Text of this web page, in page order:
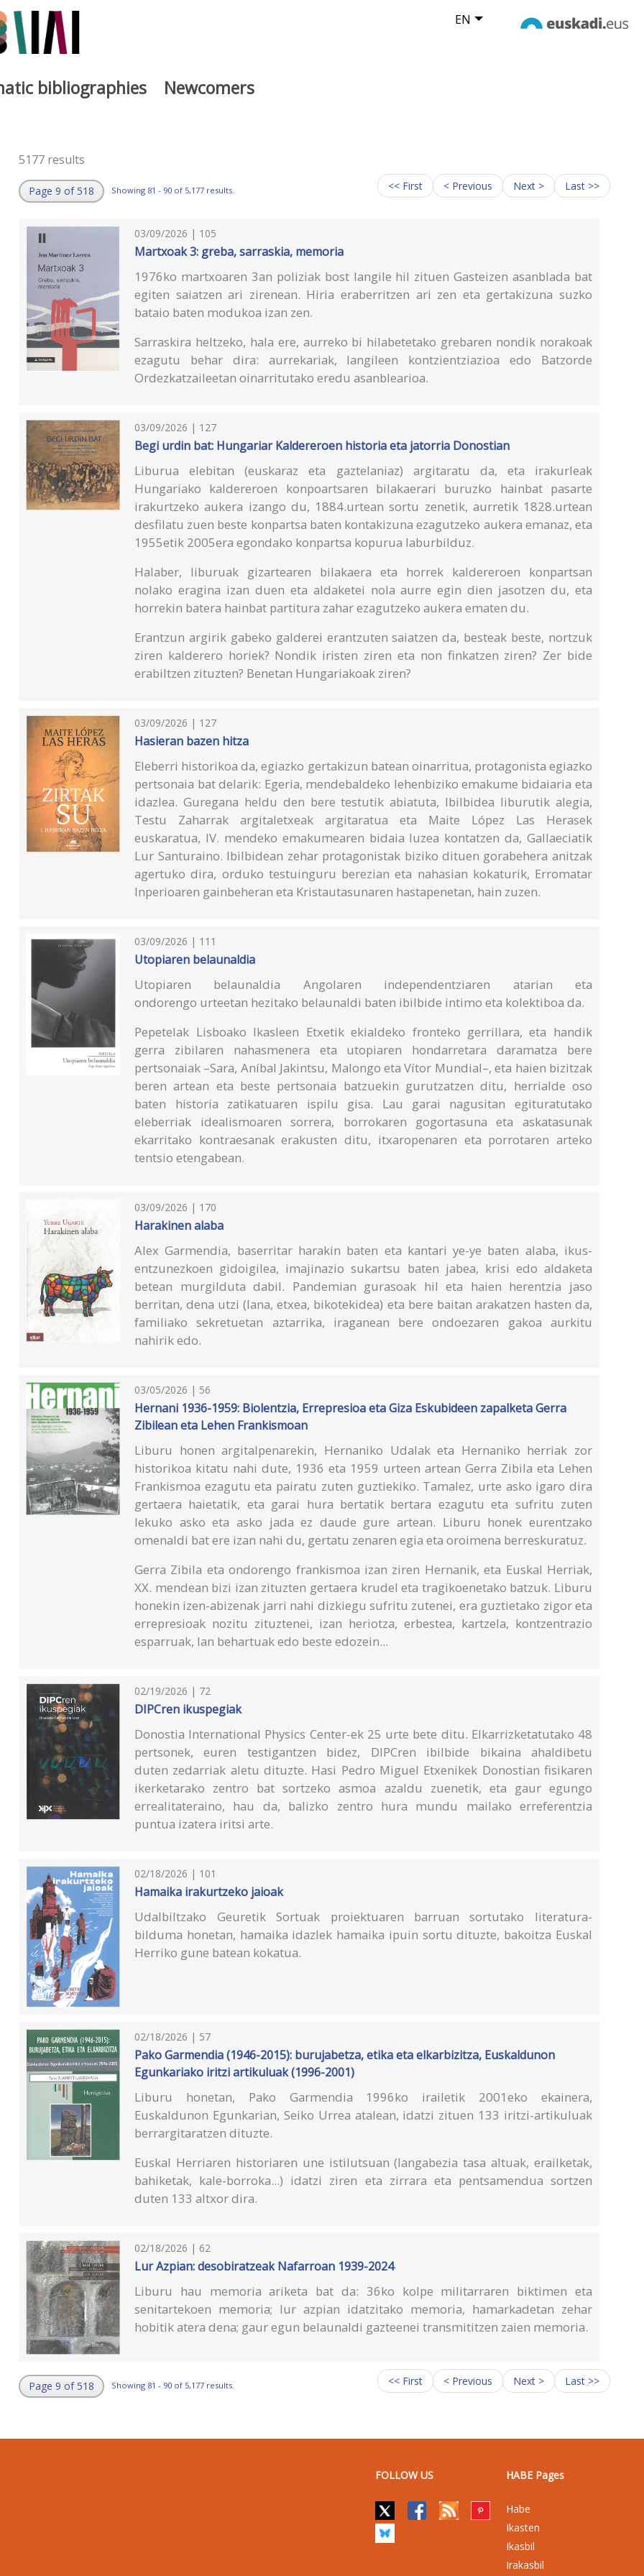
EN
bibliographies Newcomers
5177 results
Page 9 of 518 Showing 81 - 90 of 5,177 results. << First < Previous Next > Last >>
03/09/2026 | 105
Martxoak 3: greba, sarraskia, memoria
1976ko martxoaren 3an poliziak bost langile hil zituen Gasteizen asanblada bat
egiten saiatzen ari zirenean. Hiria eraberritzen ari zen eta gertakizuna suzko
bataio baten modukoa izan zen.
Sarraskira heltzeko, hala ere, aurreko bi hilabetetako grebaren nondik norakoak
ezagutu behar dira: aurrekariak, langileen kontzientziazioa edo Batzorde
Ordezkatzaileetan oinarritutako eredu asanblearioa.
03/09/2026 | 127
Begi urdin bat: Hungariar Kaldereroen historia eta jatorria Donostian
Liburua elebitan (euskaraz eta gaztelaniaz) argitaratu da, eta irakurleak
Hungariako kaldereroen konpoartsaren bilakaerari buruzko hainbat pasarte
irakurtzeko aukera izango du, 1884.urtean sortu zenetik, aurretik 1828.urtean
desfilatu zuen beste konpartsa baten kontakizuna ezagutzeko aukera emanaz, eta
1955etik 2005era egondako konpartsa kopurua laburbilduz.
Halaber, liburuak gizartearen bilakaera eta horrek kaldereroen konpartsan
nolako eragina izan duen eta aldaketei nola aurre egin dien jasotzen du, eta
horrekin batera hainbat partitura zahar ezagutzeko aukera ematen du.
Erantzun argirik gabeko galderei erantzuten saiatzen da, besteak beste, nortzuk
ziren kalderero horiek? Nondik iristen ziren eta non finkatzen ziren? Zer bide
erabiltzen zituzten? Benetan Hungariakoak ziren?
03/09/2026 | 127
Hasieran bazen hitza
Eleberri historikoa da, egiazko gertakizun batean oinarritua, protagonista egiazko
pertsonaia bat delarik: Egeria, mendebaldeko lehenbiziko emakume bidaiaria eta
idazlea. Guregana heldu den bere testutik abiatuta, Ibilbidea liburutik alegia,
Testu Zaharrak argitaletxeak argitaratua eta Maite López Las Herasek
euskaratua, IV. mendeko emakumearen bidaia luzea kontatzen da, Gallaeciatik
Lur Santuraino. Ibilbidean zehar protagonistak biziko dituen gorabehera anitzak
agertuko dira, orduko testuinguru berezian eta nahasian kokaturik, Erromatar
Inperioaren gainbeheran eta Kristautasunaren hastapenetan, hain zuzen.
03/09/2026 | 111
Utopiaren belaunaldia
Utopiaren belaunaldia Angolaren independentziaren atarian eta
ondorengo urteetan hezitako belaunaldi baten ibilbide intimo eta kolektiboa da.
Pepetelak Lisboako Ikasleen Etxetik ekialdeko fronteko gerrillara, eta handik
gerra zibilaren nahasmenera eta utopiaren hondarretara daramatza bere
pertsonaiak –Sara, Aníbal Jakintsu, Malongo eta Vítor Mundial–, eta haien bizitzak
beren artean eta beste pertsonaia batzuekin gurutzatzen ditu, herrialde oso
baten historia zatikatuaren ispilu gisa. Lau garai nagusitan egituratutako
eleberriak idealismoaren sorrera, borrokaren gogortasuna eta askatasunak
ekarritako kontraesanak erakusten ditu, itxaropenaren eta porrotaren arteko
tentsio etengabean.
03/09/2026 | 170
Harakinen alaba
Alex Garmendia, baserritar harakin baten eta kantari ye-ye baten alaba, ikus-
entzunezkoen gidoigilea, imajinazio sukartsu baten jabea, krisi edo aldaketa
betean murgilduta dabil. Pandemian gurasoak hil eta haien herentzia jaso
berritan, dena utzi (lana, etxea, bikotekidea) eta bere baitan arakatzen hasten da,
familiako sekretuetan aztarrika, iraganean bere ondoezaren gakoa aurkitu
nahirik edo.
03/05/2026 | 56
Hernani 1936-1959: Biolentzia, Errepresioa eta Giza Eskubideen zapalketa Gerra
Zibilean eta Lehen Frankismoan
Liburu honen argitalpenarekin, Hernaniko Udalak eta Hernaniko herriak zor
historikoa kitatu nahi dute, 1936 eta 1959 urteen artean Gerra Zibila eta Lehen
Frankismoa ezagutu eta pairatu zuten guztiekiko. Tamalez, urte asko igaro dira
gertaera haietatik, eta garai hura bertatik bertara ezagutu eta sufritu zuten
lekuko asko eta asko jada ez daude gure artean. Liburu honek eurentzako
omenaldi bat ere izan nahi du, gertatu zenaren egia eta oroimena berreskuratuz.
Gerra Zibila eta ondorengo frankismoa izan ziren Hernanik, eta Euskal Herriak,
XX. mendean bizi izan zituzten gertaera krudel eta tragikoenetako batzuk. Liburu
honekin izen-abizenak jarri nahi dizkiegu sufritu zutenei, era guztietako zigor eta
errepresioak nozitu zituztenei, izan heriotza, erbestea, kartzela, kontzentrazio
esparruak, lan behartuak edo beste edozein...
02/19/2026 | 72
DIPCren ikuspegiak
Donostia International Physics Center-ek 25 urte bete ditu. Elkarrizketatutako 48
pertsonek, euren testigantzen bidez, DIPCren ibilbide bikaina ahaldibetu
duten zedarriak aletu dituzte. Hasi Pedro Miguel Etxenikek Donostian fisikaren
ikerketarako zentro bat sortzeko asmoa azaldu zuenetik, eta gaur egungo
errealitateraino, hau da, balizko zentro hura mundu mailako erreferentzia
puntua izatera iritsi arte.
02/18/2026 | 101
Hamaika irakurtzeko jaioak
Udalbiltzako Geuretik Sortuak proiektuaren barruan sortutako literatura-
bilduma honetan, hamaika idazlek hamaika ipuin sortu dituzte, bakoitza Euskal
Herriko gune batean kokatua.
02/18/2026 | 57
Pako Garmendia (1946-2015): burujabetza, etika eta elkarbizitza, Euskaldunon
Egunkariako iritzi artikuluak (1996-2001)
Liburu honetan, Pako Garmendia 1996ko irailetik 2001eko ekainera,
Euskaldunon Egunkarian, Seiko Urrea atalean, idatzi zituen 133 iritzi-artikuluak
berrargitaratzen dituzte.
Euskal Herriaren historiaren une istilutsuan (langabezia tasa altuak, erailketak,
bahiketak, kale-borroka...) idatzi ziren eta zirrara eta pentsamendua sortzen
duten 133 altxor dira.
02/18/2026 | 62
Lur Azpian: desobiratzeak Nafarroan 1939-2024
Liburu hau memoria ariketa bat da: 36ko kolpe militarraren biktimen eta
senitartekoen memoria; lur azpian idatzitako memoria, hamarkadetan zehar
hobitik atera dena; gaur egun belaunaldi gazteenei transmititzen zaien memoria.
Page 9 of 518 Showing 81 - 90 of 5,177 results. << First < Previous Next > Last >>
FOLLOW US HABE Pages
Habe
Ikasten
Ikasbil
Irakasbil